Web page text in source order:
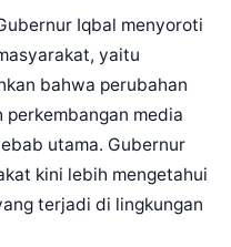
Iqbal menyoroti
yaitu
bahwa perubahan
media
utama. Gubernur
kini lebih mengetahui
terjadi di lingkungan